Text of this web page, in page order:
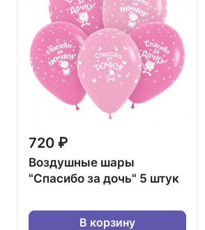
720 ₽
Воздушные шары
"Спасибо за дочь" 5 штук
В корзину